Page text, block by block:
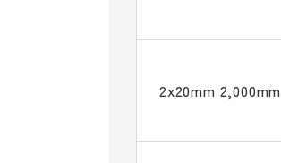
2x20mm 2,000mm